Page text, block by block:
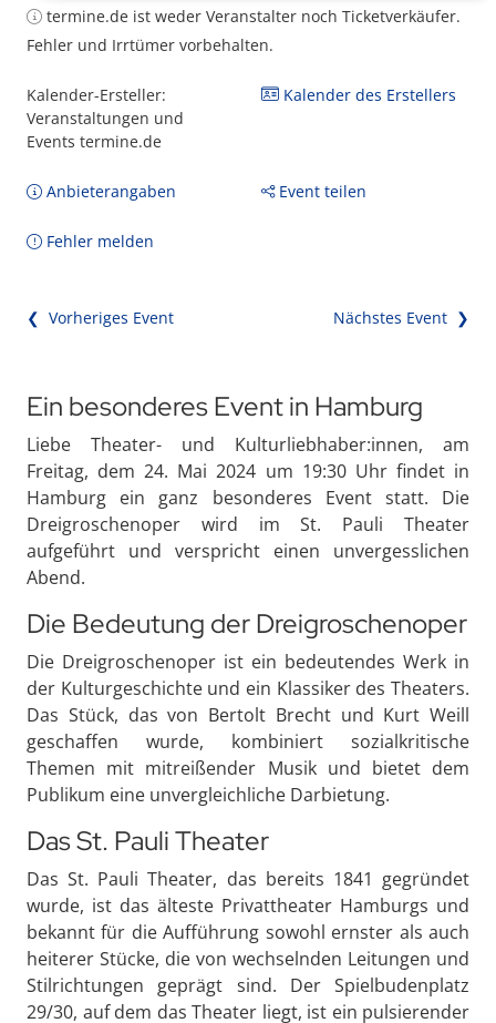
termine.de ist weder Veranstalter noch Ticketverkäufer.
Fehler und Irrtümer vorbehalten.
Kalender-Ersteller:
Veranstaltungen und
Events termine.de
Kalender des Erstellers
Anbieterangaben Event teilen
Fehler melden
❮ Vorheriges Event Nächstes Event ❯
Ein besonderes Event in Hamburg
Liebe Theater- und Kulturliebhaber:innen, am
Freitag, dem 24. Mai 2024 um 19:30 Uhr findet in
Hamburg ein ganz besonderes Event statt. Die
Dreigroschenoper wird im St. Pauli Theater
aufgeführt und verspricht einen unvergesslichen
Abend.
Die Bedeutung der Dreigroschenoper
Die Dreigroschenoper ist ein bedeutendes Werk in
der Kulturgeschichte und ein Klassiker des Theaters.
Das Stück, das von Bertolt Brecht und Kurt Weill
geschaffen wurde, kombiniert sozialkritische
Themen mit mitreißender Musik und bietet dem
Publikum eine unvergleichliche Darbietung.
Das St. Pauli Theater
Das St. Pauli Theater, das bereits 1841 gegründet
wurde, ist das älteste Privattheater Hamburgs und
bekannt für die Aufführung sowohl ernster als auch
heiterer Stücke, die von wechselnden Leitungen und
Stilrichtungen geprägt sind. Der Spielbudenplatz
29/30, auf dem das Theater liegt, ist ein pulsierender